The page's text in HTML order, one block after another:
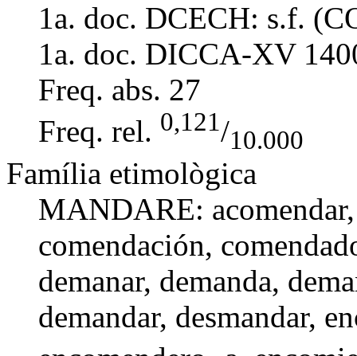
1a. doc. DCECH: s.f.
1a. doc. DICCA-XV
Freq. abs. 27
Freq. rel. 0,121/10.000
Família etimològica
MANDARE: acomendar
comendación,
demanar, demanda,
demandar, desmandar,